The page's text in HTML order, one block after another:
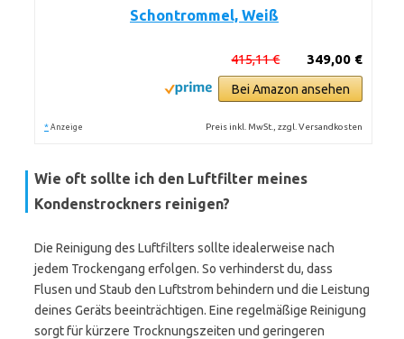
Schontrommel, Weiß
349,00 €
415,11 €
Bei Amazon ansehen
* Anzeige Preis inkl. MwSt., zzgl. Versandkosten
Wie oft sollte ich den Luftfilter meines
Kondenstrockners reinigen?
Die Reinigung des Luftfilters sollte idealerweise nach
jedem Trockengang erfolgen. So verhinderst du, dass
Flusen und Staub den Luftstrom behindern und die Leistung
deines Geräts beeinträchtigen. Eine regelmäßige Reinigung
sorgt für kürzere Trocknungszeiten und geringeren